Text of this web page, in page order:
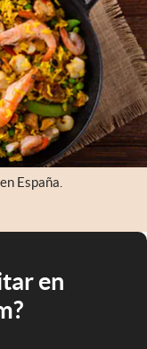
España.
en